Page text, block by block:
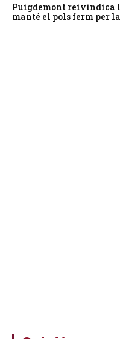
Puigdemont reivindica
manté el pols ferm per